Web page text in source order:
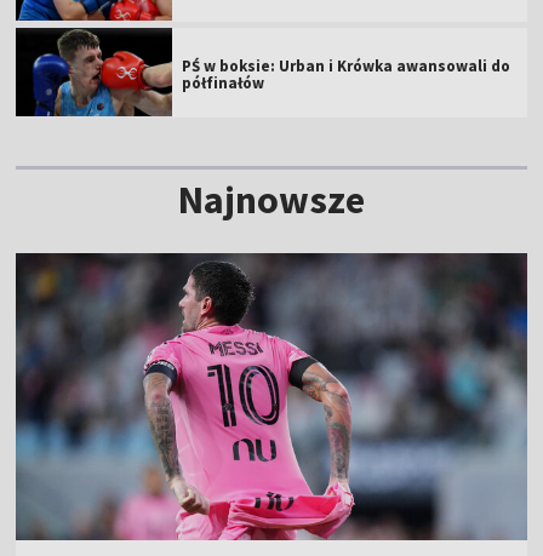
PŚ w boksie: Urban i Krówka awansowali do
półfinałów
Najnowsze